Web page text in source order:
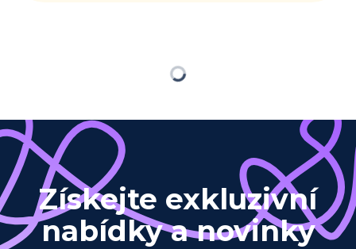
Načítám…
Získejte exkluzivní
nabídky a novinky